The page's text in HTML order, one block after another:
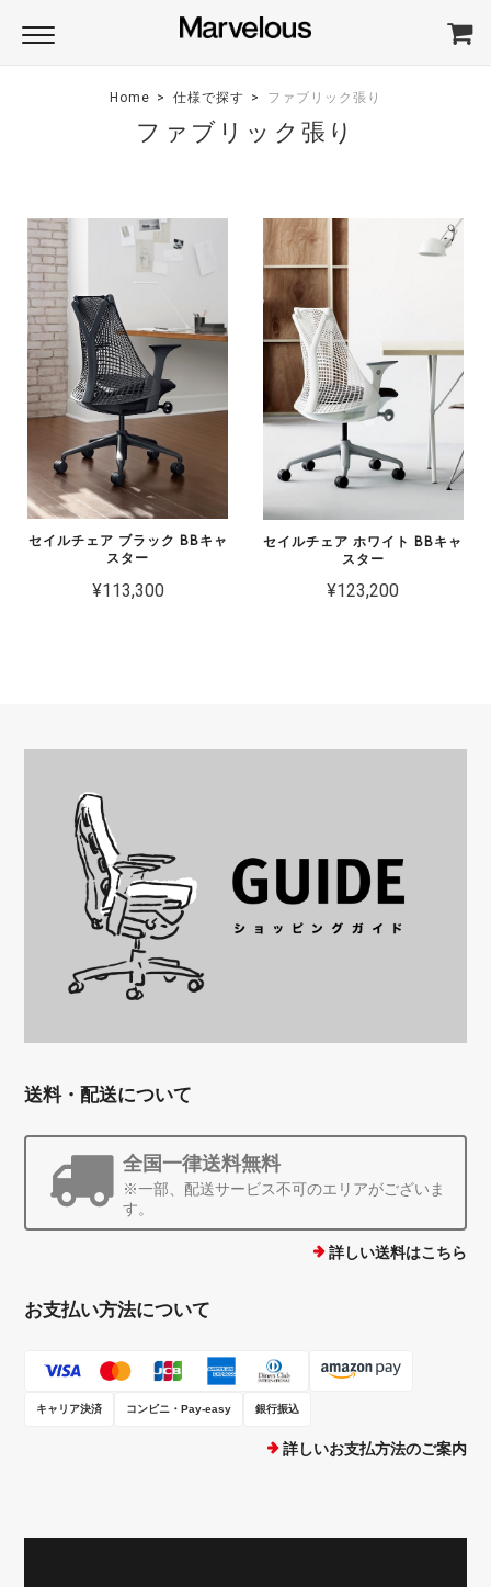
Home 仕様で探す ファブリック張り
ファブリック張り
セイルチェア ブラック BBキャ
スター
¥113,300
セイルチェア ホワイト BBキャ
スター
¥123,200
送料・配送について
全国一律送料無料
※一部、配送サービス不可のエリアがございま
す。
詳しい送料はこちら
お支払い方法について
キャリア決済 コンビニ・Pay-easy 銀行振込
詳しいお支払方法のご案内